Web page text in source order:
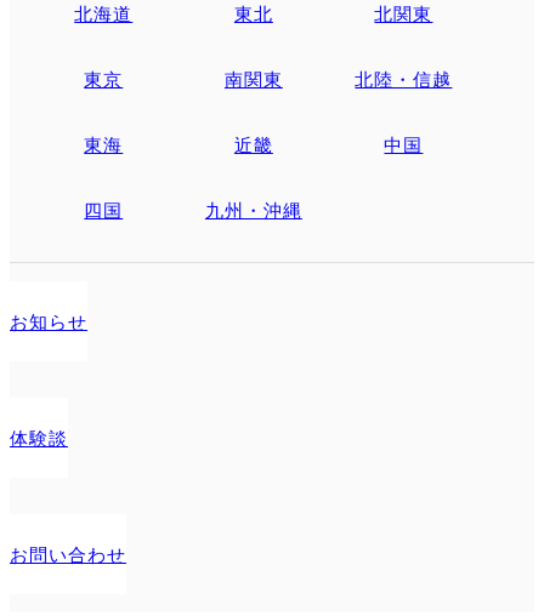
北海道 東北 北関東
東京 南関東 北陸・信越
東海 近畿 中国
四国 九州・沖縄
お知らせ
体験談
お問い合わせ